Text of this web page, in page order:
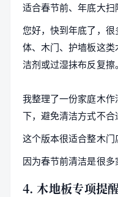
适合春节前、年底大扫
您好，快到年底了，
体、木门、护墙板这
洁剂或过湿抹布反复擦。
我整理了一份家庭木
下，避免清洁方式不合
这个版本很适合整木门
因为春节前清洁是很多
4. 木地板专项提